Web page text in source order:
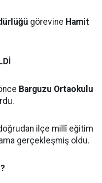
görevine Hamit
Barguzu Ortaokulu
ilçe millî eğitim
gerçekleşmiş oldu.